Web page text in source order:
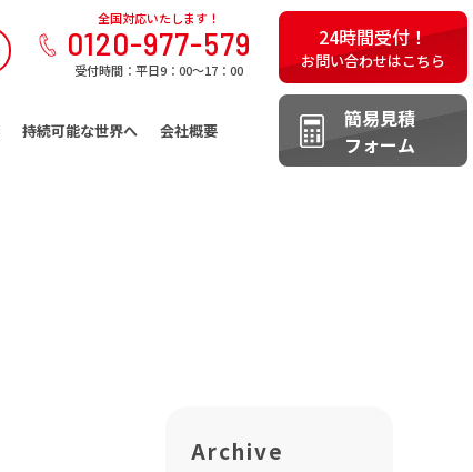
全国対応いたします！
0120-977-579
受付時間：平日9：00～17：00
持続可能な世界へ 会社概要
24時間受付！
お問い合わせはこちら
簡易見積
フォーム
Archive